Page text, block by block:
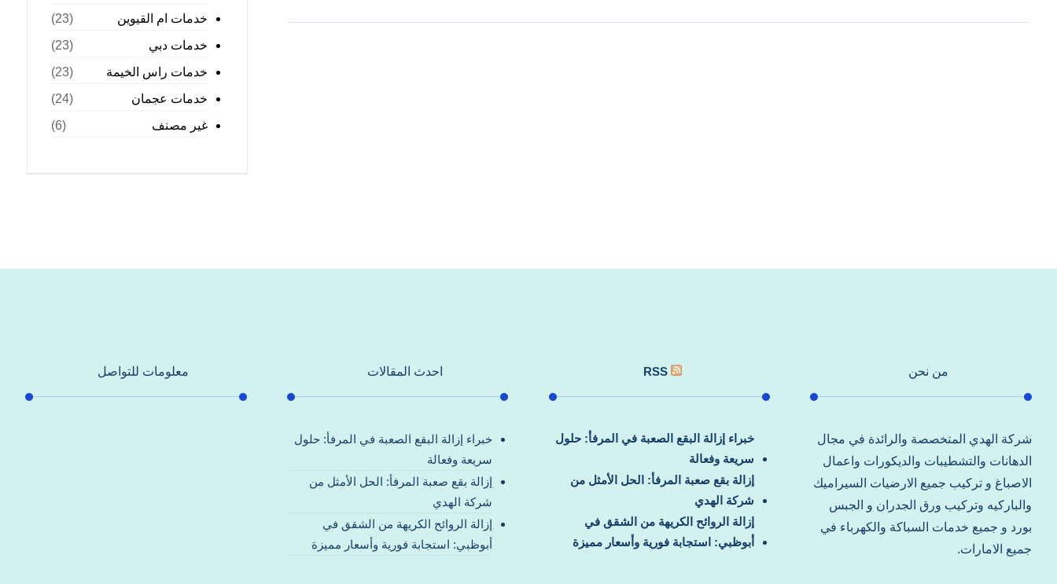
خدمات ام القيوين
(23)
خدمات دبي
(23)
خدمات راس الخيمة
(23)
خدمات عجمان
(24)
غير مصنف
(6)
من نحن
شركة الهدي المتخصصة والرائدة في مجال
الدهانات والتشطيبات والديكورات واعمال
الاصباغ و تركيب جميع الارضيات السيراميك
والباركيه وتركيب ورق الجدران و الجبس
بورد و جميع خدمات السباكة والكهرباء في
جميع الامارات.
RSS
خبراء إزالة البقع الصعبة في المرفأ: حلول
سريعة وفعالة
إزالة بقع صعبة المرفأ: الحل الأمثل من
شركة الهدي
إزالة الروائح الكريهة من الشقق في
أبوظبي: استجابة فورية وأسعار مميزة
احدث المقالات
خبراء إزالة البقع الصعبة في المرفأ: حلول
سريعة وفعالة
إزالة بقع صعبة المرفأ: الحل الأمثل من
شركة الهدي
إزالة الروائح الكريهة من الشقق في
أبوظبي: استجابة فورية وأسعار مميزة
معلومات للتواصل